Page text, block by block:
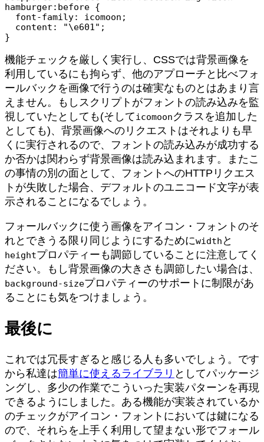
hamburger:before {
機能チェックを厳しく実行し、CSSでは背景画像を
利用しているにも拘らず、他のアプローチと比べフォ
ールバックを画像で行うのは確実なものとはあまり言
えません。もしスクリプトがフォントの読み込みを監
視していたとしても(そしてicomoonクラスを追加した
としても)、背景画像へのリクエストはそれよりも早
くに実行されるので、フォントの読み込みが成功する
か否かは関わらず背景画像は読み込まれます。またこ
の事情の別の面として、フォントへのHTTPリクエス
トが失敗した場合、デフォルトのユニコード文字が表
示されることになるでしょう。
フォールバックに使う画像をアイコン・フォントのそ
れとできうる限り同じようにするためにwidth と
heightプロパティーも調節していることに注意してく
ださい。もし背景画像の大きさも調節したい場合は、
background-sizeプロパティーのサポートに制限があ
ることにも気をつけましょう。
最後に
これでは冗長すぎると感じる人も多いでしょう。です
から私達は簡単に使えるライブラリ としてパッケージ
ングし、多少の作業でこういった実装パターンを再現
できるようにしました。ある機能が実装されているか
のチェックがアイコン・フォントにおいては鍵になる
ので、それらを上手く利用して望まない形でフォール